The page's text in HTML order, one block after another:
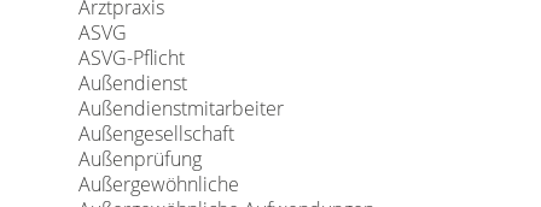
Arztpraxis
ASVG
ASVG-Pflicht
Außendienst
Außendienstmitarbeiter
Außengesellschaft
Außenprüfung
Außergewöhnliche